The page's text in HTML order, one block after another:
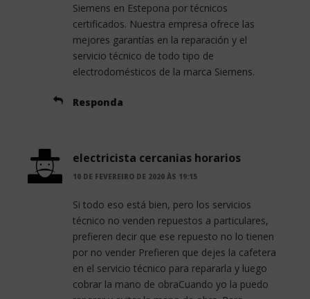
Siemens en Estepona por técnicos
certificados. Nuestra empresa ofrece las
mejores garantías en la reparación y el
servicio técnico de todo tipo de
electrodomésticos de la marca Siemens.
Responda
electricista cercanias horarios
10 DE FEVEREIRO DE 2020 ÀS 19:15
Si todo eso está bien, pero los servicios
técnico no venden repuestos a particulares,
prefieren decir que ese repuesto no lo tienen
por no vender Prefieren que dejes la cafetera
en el servicio técnico para repararla y luego
cobrar la mano de obraCuando yo la puedo